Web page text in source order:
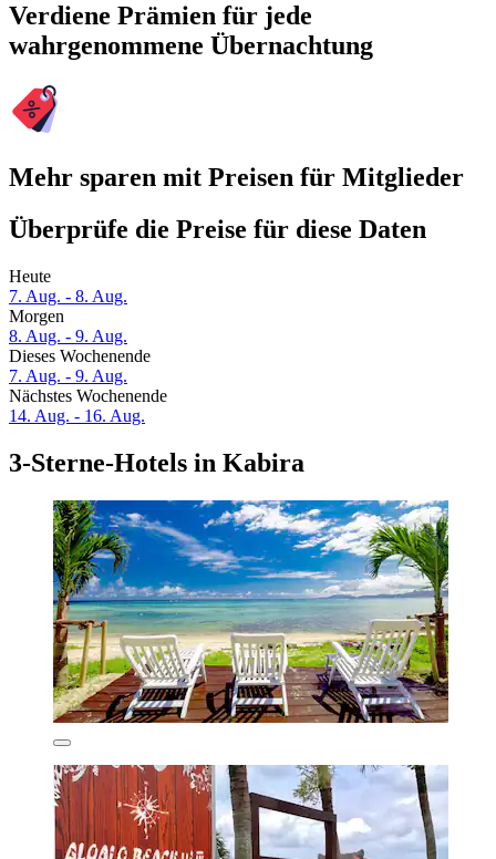
Verdiene Prämien für jede
wahrgenommene Übernachtung
Mehr sparen mit Preisen für Mitglieder
Überprüfe die Preise für diese Daten
Heute
7. Aug. - 8. Aug.
Morgen
8. Aug. - 9. Aug.
Dieses Wochenende
7. Aug. - 9. Aug.
Nächstes Wochenende
14. Aug. - 16. Aug.
3-Sterne-Hotels in Kabira